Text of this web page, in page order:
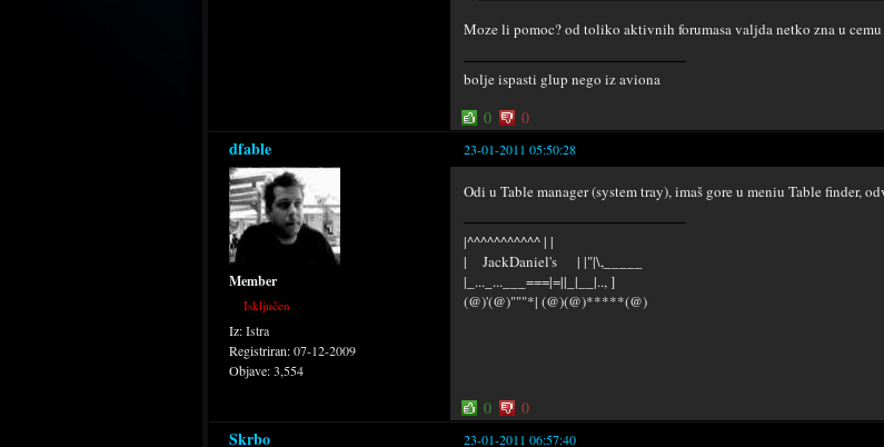
Moze li pomoc? od toliko aktivnih forumasa valjda netko zna u
bolje ispasti glup nego iz aviona
0 0
dfable 23-01-2011 05:50:28
Member
Isključen
Iz:Istra
Registriran:07-12-2009
Objave:3,554
Odi u Table manager (system tray), imaš gore u meniu Table finder,
|^^^^^^^^^^^ | |
| JackDaniel's | |"|\,_____
|_..._...___===|=||_|__|.., ]
(@)'(@)"""*| (@)(@)*****(@)
0 0
Skrbo 23-01-2011 06:57:40